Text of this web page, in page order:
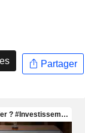
Partager